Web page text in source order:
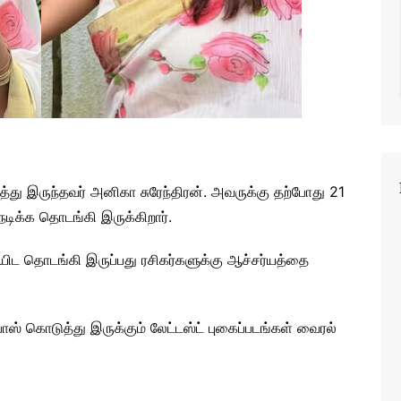
இருந்தவர் அனிகா சுரேந்திரன். அவருக்கு தற்போது 21
தொடங்கி இருக்கிறார்.
தொடங்கி இருப்பது ரசிகர்களுக்கு ஆச்சர்யத்தை
கொடுத்து இருக்கும் லேட்டஸ்ட் புகைப்படங்கள் வைரல்